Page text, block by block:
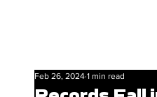
Feb 26, 2024 1 min read